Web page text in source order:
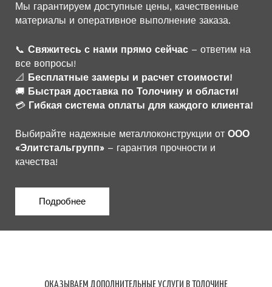
Мы гарантируем доступные цены, качественные
материалы и оперативное выполнение заказа.
📞 Свяжитесь с нами прямо сейчас – ответим на
все вопросы!
📐
Бесплатные замеры и расчет стоимости!
🚚 Быстрая доставка по Толочину и области!
💳 Гибкая система оплаты для каждого клиента!
Выбирайте надежные металлоконструкции от ООО
«Элитстальгрупп» – гарантия прочности и
качества!
Подробнее
ОКАЗЫВАЕМ ДОПОЛНИТЕЛЬНЫЕ УСЛУГИ В ТОЛОЧИНЕ